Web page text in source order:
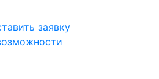
заявку